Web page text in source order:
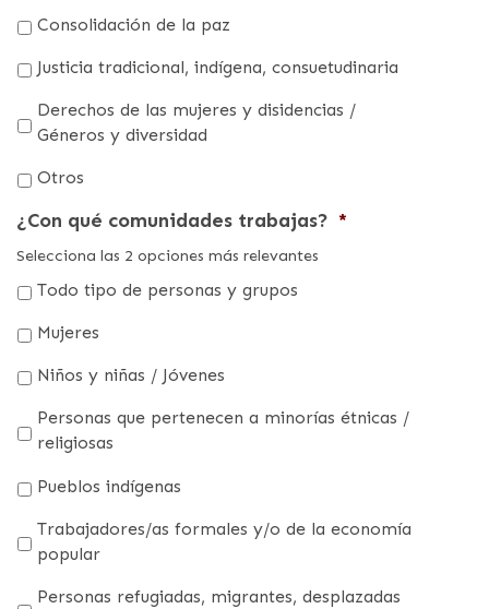
Consolidación de la paz
Justicia tradicional, indígena, consuetudinaria
Derechos de las mujeres y disidencias /
Géneros y diversidad
Otros
¿Con qué comunidades trabajas? *
Selecciona las 2 opciones más relevantes
Todo tipo de personas y grupos
Mujeres
Niños y niñas / Jóvenes
Personas que pertenecen a minorías étnicas /
religiosas
Pueblos indígenas
Trabajadores/as formales y/o de la economía
popular
Personas refugiadas, migrantes, desplazadas